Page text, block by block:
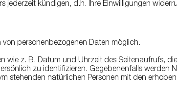
kündigen, d.h. Ihre Einwilligungen
personenbezogenen Daten möglich.
wie z. B. Datum und Uhrzeit des Seitenaufrufs,
zu identifizieren. Gegebenenfalls werden
stehenden natürlichen Personen mit den